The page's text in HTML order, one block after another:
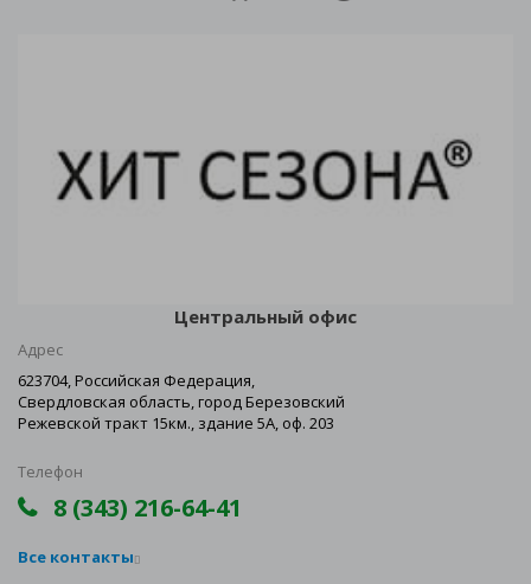
Центральный офис
Адрес
623704, Российская Федерация,
Свердловская область, город Березовский
Режевской тракт 15км., здание 5А, оф. 203
Телефон
8 (343) 216-64-41
Все контакты